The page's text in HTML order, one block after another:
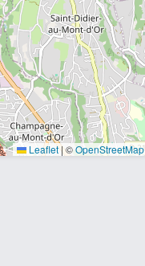
Leaflet|©OpenStreetMap